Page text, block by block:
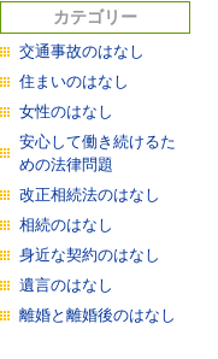
カテゴリー
交通事故のはなし
住まいのはなし
女性のはなし
安心して働き続けるた
めの法律問題
改正相続法のはなし
相続のはなし
身近な契約のはなし
遺言のはなし
離婚と離婚後のはなし